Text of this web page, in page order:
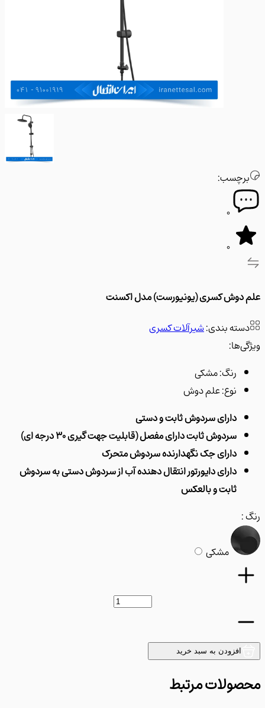
0
0
کسری (یونیورست) مدل اکسنت
بندی:شیرآلات کسری
رنگ: مشکی
نوع: علم دوش
دارای سردوش ثابت و دستی
سردوش ثابت دارای مفصل (قابلیت جهت گیری 30 درجه ای)
دارای جک نگهدارنده سردوش متحرک
دارای دایورتور انتقال دهنده آب از سردوش دستی به سردوش
ثابت و بالعکس
مشکی
افزودن به سبد خرید
مرتبط